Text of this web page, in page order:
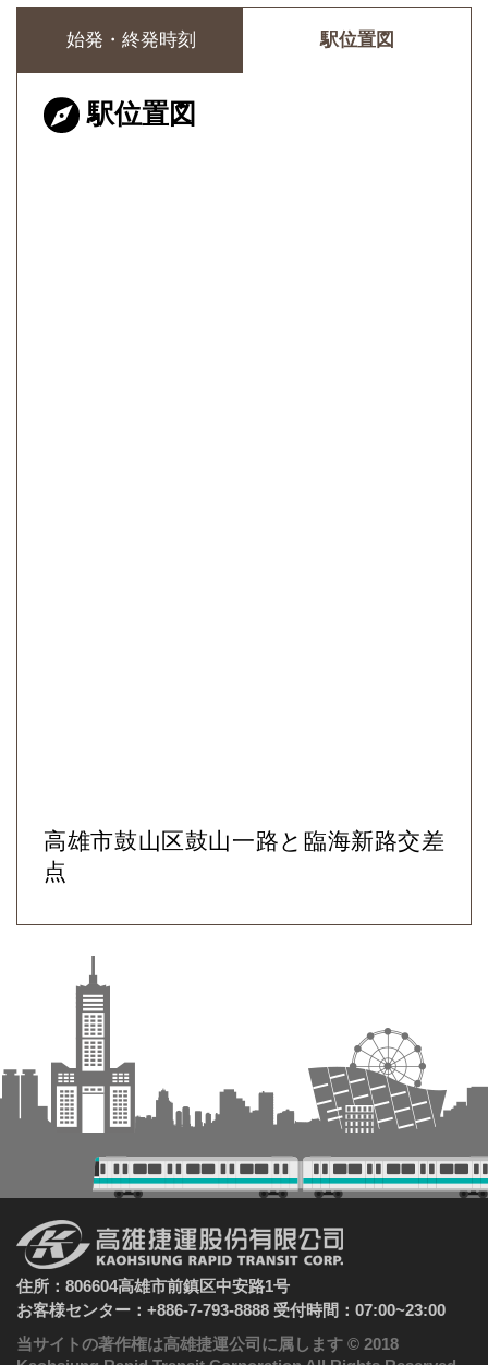
始発・終発時刻 駅位置図
駅位置図
高雄市鼓山区鼓山一路と臨海新路交差
点
住所：806604高雄市前鎮区中安路1号
お客様センター：+886-7-793-8888 受付時間：07:00~23:00
当サイトの著作権は高雄捷運公司に属します © 2018